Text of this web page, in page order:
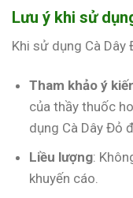
Lưu ý khi sử
Khi sử dụng Cà Dây
Tham khảo ý
của thầy thuốc
dụng Cà Dây Đỏ
Liều lượng:
khuyến cáo.